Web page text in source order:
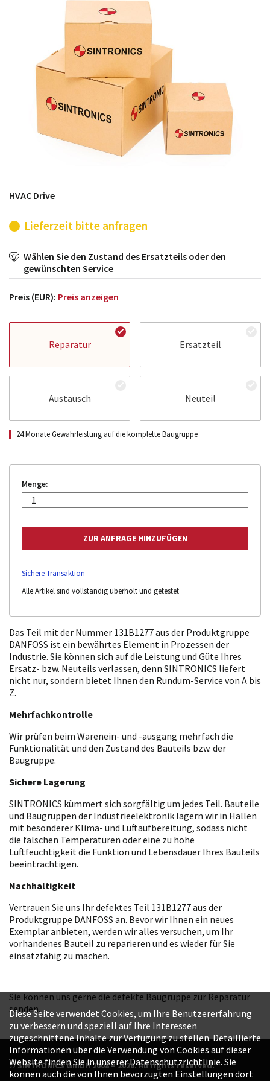
möglich. SINTRONICS ist dann ihr Partner, der
entweder die alten Baugruppen technisch hochwertig
repariert oder ihnen die abgekündigten Baugruppen
aus dem eigenen Lager ersetzt.
HVAC Drive
Lieferzeit bitte anfragen
Wählen Sie den Zustand des Ersatzteils oder den
gewünschten Service
Preis (EUR): Preis anzeigen
Reparatur Ersatzteil
Austausch Neuteil
24 Monate Gewährleistung auf die komplette Baugruppe
Menge:
Sichere Transaktion
Alle Artikel sind vollständig überholt und getestet
Das Teil mit der Nummer 131B1277 aus der Produktgruppe
DANFOSS ist ein bewährtes Element in Prozessen der
Industrie. Sie können sich auf die Leistung und Güte Ihres
Ersatz- bzw. Neuteils verlassen, denn SINTRONICS liefert
nicht nur, sondern bietet Ihnen den Rundum-Service von A bis
Z.
Mehrfachkontrolle
Wir prüfen beim Warenein- und -ausgang mehrfach die
Funktionalität und den Zustand des Bauteils bzw. der
Baugruppe.
Sichere Lagerung
SINTRONICS kümmert sich sorgfältig um jedes Teil. Bauteile
und Baugruppen der Industrieelektronik lagern wir in Hallen
mit besonderer Klima- und Luftaufbereitung, sodass nicht
die falschen Temperaturen oder eine zu hohe
Luftfeuchtigkeit die Funktion und Lebensdauer Ihres Bauteils
beeinträchtigen.
Nachhaltigkeit
Vertrauen Sie uns Ihr defektes Teil 131B1277 aus der
Produktgruppe DANFOSS an. Bevor wir Ihnen ein neues
Exemplar anbieten, werden wir alles versuchen, um Ihr
vorhandenes Bauteil zu reparieren und es wieder für Sie
einsatzfähig zu machen.
Sie können uns gerne die defekte Baugruppe zur Reparatur
senden.
© SINTRONICS GmbH 2008 – 2026. All rights reserved.
Diese Seite verwendet Cookies, um Ihre Benutzererfahrung
zu verbessern und speziell auf Ihre Interessen
zugeschnittene Inhalte zur Verfügung zu stellen. Detaillierte
Informationen über die Verwendung von Cookies auf dieser
Website finden Sie in unserer Datenschutzrichtlinie. Sie
können auch die von Ihnen bevorzugten Einstellungen dort